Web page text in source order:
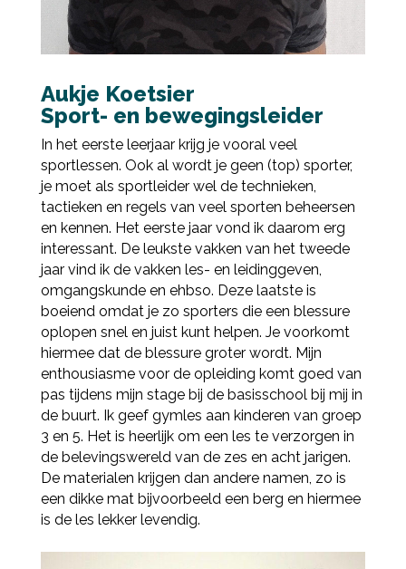
Aukje Koetsier
Sport- en bewegingsleider
In het eerste leerjaar krijg je vooral veel
sportlessen. Ook al wordt je geen (top) sporter,
je moet als sportleider wel de technieken,
tactieken en regels van veel sporten beheersen
en kennen. Het eerste jaar vond ik daarom erg
interessant. De leukste vakken van het tweede
jaar vind ik de vakken les- en leidinggeven,
omgangskunde en ehbso. Deze laatste is
boeiend omdat je zo sporters die een blessure
oplopen snel en juist kunt helpen. Je voorkomt
hiermee dat de blessure groter wordt. Mijn
enthousiasme voor de opleiding komt goed van
pas tijdens mijn stage bij de basisschool bij mij in
de buurt. Ik geef gymles aan kinderen van groep
3 en 5. Het is heerlijk om een les te verzorgen in
de belevingswereld van de zes en acht jarigen.
De materialen krijgen dan andere namen, zo is
een dikke mat bijvoorbeeld een berg en hiermee
is de les lekker levendig.
Deel via Facebook
Deel via Twitter
Deel via LinkedIn